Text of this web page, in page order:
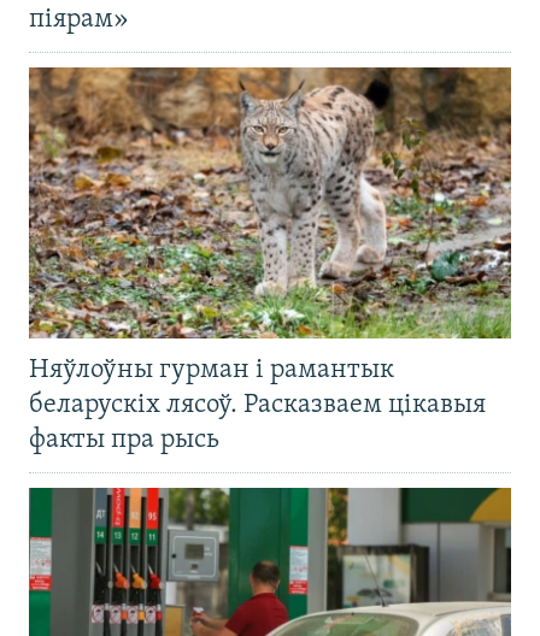
піярам»
Няўлоўны гурман і рамантык
беларускіх лясоў. Расказваем цікавыя
факты пра рысь